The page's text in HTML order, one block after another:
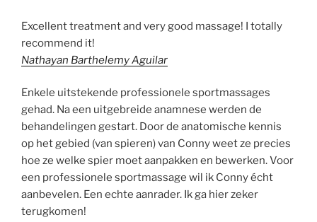
Excellent treatment and very good massage! I totally
recommend it!
Nathayan Barthelemy Aguilar
Enkele uitstekende professionele sportmassages
gehad. Na een uitgebreide anamnese werden de
behandelingen gestart. Door de anatomische kennis
op het gebied (van spieren) van Conny weet ze precies
hoe ze welke spier moet aanpakken en bewerken. Voor
een professionele sportmassage wil ik Conny écht
aanbevelen. Een echte aanrader. Ik ga hier zeker
terugkomen!